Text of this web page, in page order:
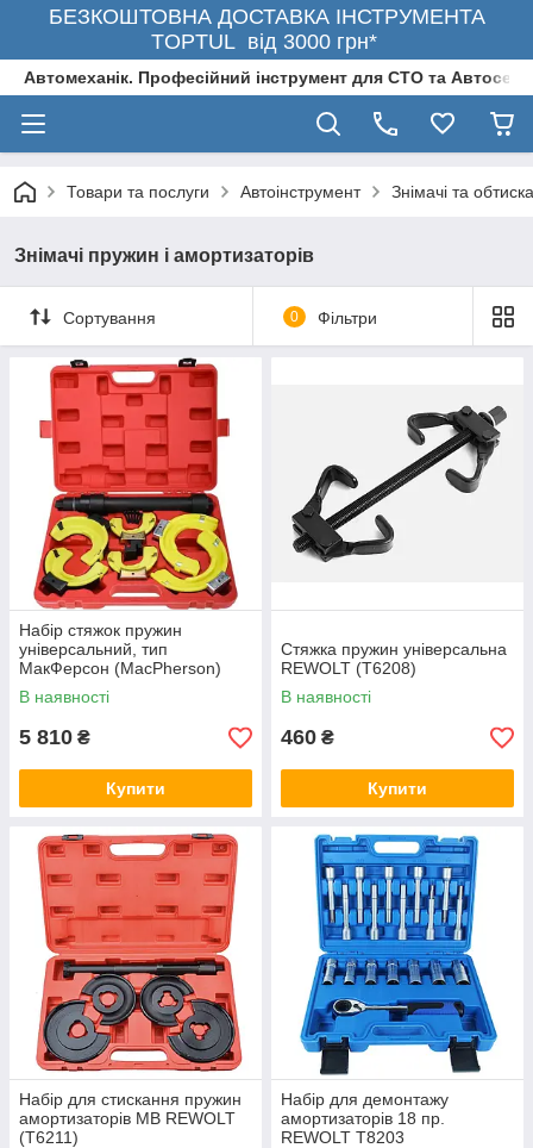
БЕЗКОШТОВНА ДОСТАВКА ІНСТРУМЕНТА
TOPTUL від 3000 грн*
Автомеханік. Професійний інструмент для СТО та
Товари та послуги Автоінструмент Знімачі та
Знімачі пружин і амортизаторів
Сортування 0 Фільтри
Набір стяжок пружин
універсальний, тип
МакФерсон (MacPherson)
REWOLT (T6212)
В наявності
5 810 ₴
Купити
Стяжка пружин універсальна
REWOLT (T6208)
В наявності
460 ₴
Купити
Набір для стискання пружин
амортизаторів MB REWOLT
(T6211)
Набір для демонтажу
амортизаторів 18 пр.
REWOLT T8203